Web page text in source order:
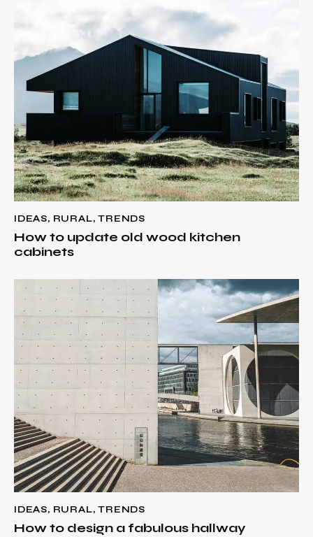
IDEAS, RURAL,TRENDS
How to update old wood kitchen
cabinets
IDEAS, RURAL,TRENDS
How to design a fabulous hallway